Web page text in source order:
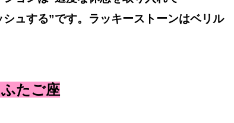
シュする”です。ラッキーストーンはベリル
たご座